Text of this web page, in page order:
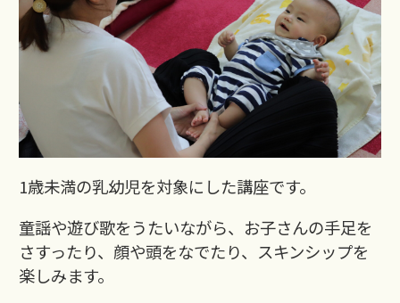
1歳未満の乳幼児を対象にした講座です。
童謡や遊び歌をうたいながら、お子さんの手足を
さすったり、顔や頭をなでたり、スキンシップを
楽しみます。